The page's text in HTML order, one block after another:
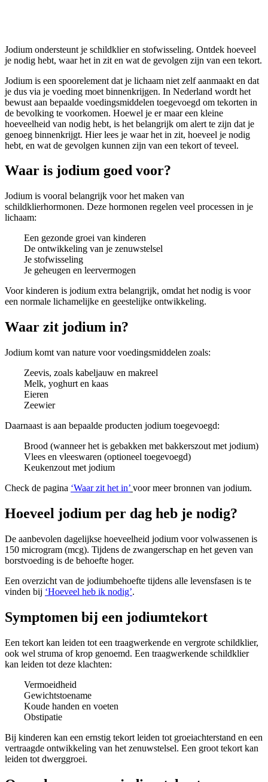
Jodium ondersteunt je schildklier en stofwisseling. Ontdek hoeveel
je nodig hebt, waar het in zit en wat de gevolgen zijn van een tekort.
Jodium is een spoorelement dat je lichaam niet zelf aanmaakt en dat
je dus via je voeding moet binnenkrijgen. In Nederland wordt het
bewust aan bepaalde voedingsmiddelen toegevoegd om tekorten in
de bevolking te voorkomen. Hoewel je er maar een kleine
hoeveelheid van nodig hebt, is het belangrijk om alert te zijn dat je
genoeg binnenkrijgt. Hier lees je waar het in zit, hoeveel je nodig
hebt, en wat de gevolgen kunnen zijn van een tekort of teveel.
Waar is jodium goed voor?
Jodium is vooral belangrijk voor het maken van
schildklierhormonen. Deze hormonen regelen veel processen in je
lichaam:
Een gezonde groei van kinderen
De ontwikkeling van je zenuwstelsel
Je stofwisseling
Je geheugen en leervermogen
Voor kinderen is jodium extra belangrijk, omdat het nodig is voor
een normale lichamelijke en geestelijke ontwikkeling.
Waar zit jodium in?
Jodium komt van nature voor voedingsmiddelen zoals:
Zeevis, zoals kabeljauw en makreel
Melk, yoghurt en kaas
Eieren
Zeewier
Daarnaast is aan bepaalde producten jodium toegevoegd:
Brood (wanneer het is gebakken met bakkerszout met jodium)
Vlees en vleeswaren (optioneel toegevoegd)
Keukenzout met jodium
Check de pagina ‘Waar zit het in’ voor meer bronnen van jodium.
Hoeveel jodium per dag heb je nodig?
De aanbevolen dagelijkse hoeveelheid jodium voor volwassenen is
150 microgram (mcg). Tijdens de zwangerschap en het geven van
borstvoeding is de behoefte hoger.
Een overzicht van de jodiumbehoefte tijdens alle levensfasen is te
vinden bij ‘Hoeveel heb ik nodig’.
Symptomen bij een jodiumtekort
Een tekort kan leiden tot een traagwerkende en vergrote schildklier,
ook wel struma of krop genoemd. Een traagwerkende schildklier
kan leiden tot deze klachten:
Vermoeidheid
Gewichtstoename
Koude handen en voeten
Obstipatie
Bij kinderen kan een ernstig tekort leiden tot groeiachterstand en een
vertraagde ontwikkeling van het zenuwstelsel. Een groot tekort kan
leiden tot dwerggroei.